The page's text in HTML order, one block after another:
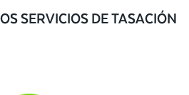
SERVICIOS DE TASACIÓN